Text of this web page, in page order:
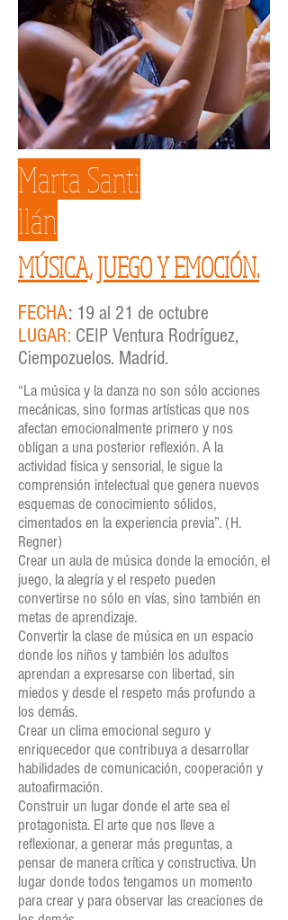
Marta Santi
llán
MÚSICA, JUEGO Y EMOCIÓN.
FECHA: 19 al 21 de octubre
LUGAR: CEIP Ventura Rodríguez,
Ciempozuelos. Madrid.
“La música y la danza no son sólo acciones
mecánicas, sino formas artísticas que nos
afectan emocionalmente primero y nos
obligan a una posterior reflexión. A la
actividad física y sensorial, le sigue la
comprensión intelectual que genera nuevos
esquemas de conocimiento sólidos,
cimentados en la experiencia previa”. (H.
Regner)
Crear un aula de música donde la emoción, el
juego, la alegría y el respeto pueden
convertirse no sólo en vías, sino también en
metas de aprendizaje.
Convertir la clase de música en un espacio
donde los niños y también los adultos
aprendan a expresarse con libertad, sin
miedos y desde el respeto más profundo a
los demás.
Crear un clima emocional seguro y
enriquecedor que contribuya a desarrollar
habilidades de comunicación, cooperación y
autoafirmación.
Construir un lugar donde el arte sea el
protagonista. El arte que nos lleve a
reflexionar, a generar más preguntas, a
pensar de manera crítica y constructiva. Un
lugar donde todos tengamos un momento
para crear y para observar las creaciones de